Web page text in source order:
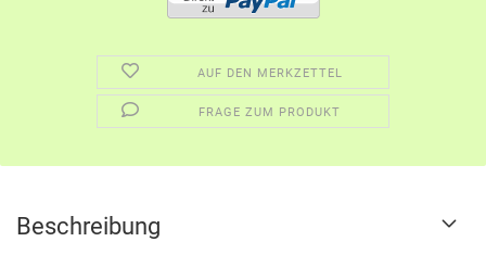
AUF DEN MERKZETTEL
FRAGE ZUM PRODUKT
Beschreibung